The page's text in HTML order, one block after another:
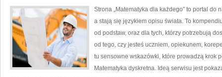
Strona „Matematyka dla każdego” to portal do
a stają się językiem opisu świata. To
od podstaw, oraz dla tych, którzy potrzebują
od tego, czy jesteś uczniem, opiekunem,
tu sensowne wskazówki, które prowadzą krok
Matematyka dyskretna. Ideą serwisu jest